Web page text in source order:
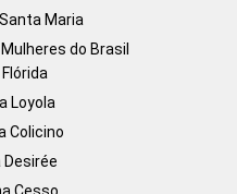
Maria
do Brasil
Loyola
Colicino
Desirée